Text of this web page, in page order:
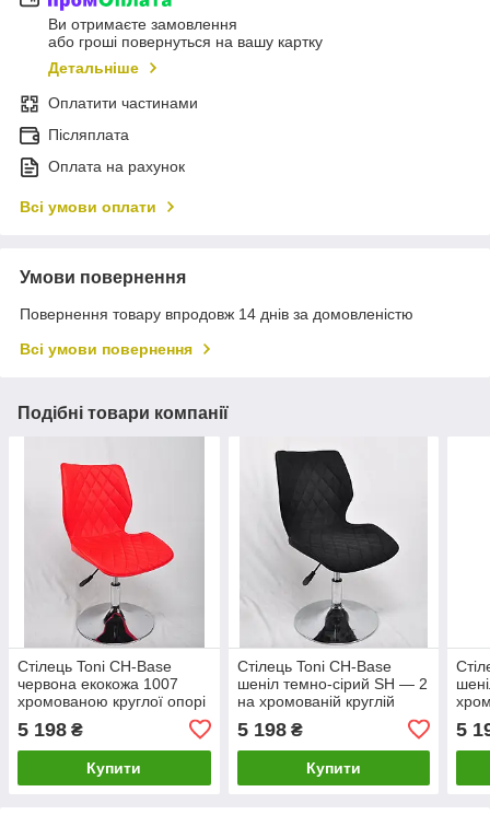
Ви отримаєте замовлення
або гроші повернуться на вашу картку
Детальніше
Оплатити частинами
Післяплата
Оплата на рахунок
Всі умови оплати
Умови повернення
Повернення товару впродовж 14 днів за домовленістю
Всі умови повернення
Подібні товари компанії
Стілець Toni CH-Base
червона екокожа 1007
хромованою круглої опорі
сидіння
5 198 ₴
Купити
Стілець Toni CH-Base
шеніл темно-сірий SH — 2
на хромованій круглій
висоти сидіння
5 198₴
Купити
5